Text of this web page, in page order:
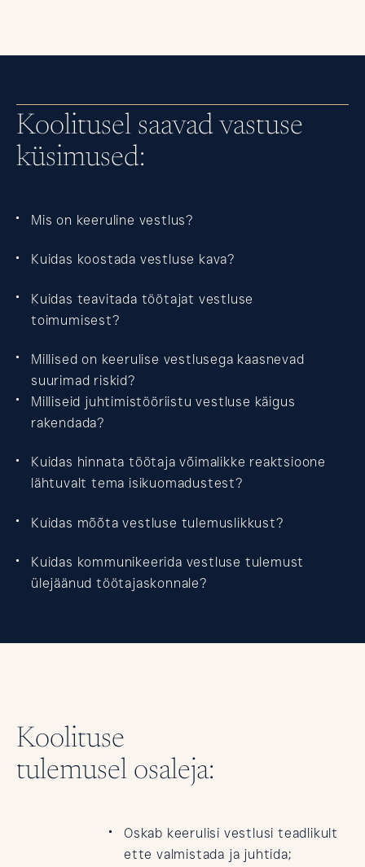
Koolitusel saavad vastuse
küsimused:
Mis on keeruline vestlus?
Kuidas koostada vestluse kava?
Kuidas teavitada töötajat vestluse
toimumisest?
Millised on keerulise vestlusega kaasnevad
suurimad riskid?
Milliseid juhtimistööriistu vestluse käigus
rakendada?
Kuidas hinnata töötaja võimalikke reaktsioone
lähtuvalt tema isikuomadustest?
Kuidas mõõta vestluse tulemuslikkust?
Kuidas kommunikeerida vestluse tulemust
ülejäänud töötajaskonnale?
Koolituse
tulemusel osaleja:
Oskab keerulisi vestlusi teadlikult
ette valmistada ja juhtida;